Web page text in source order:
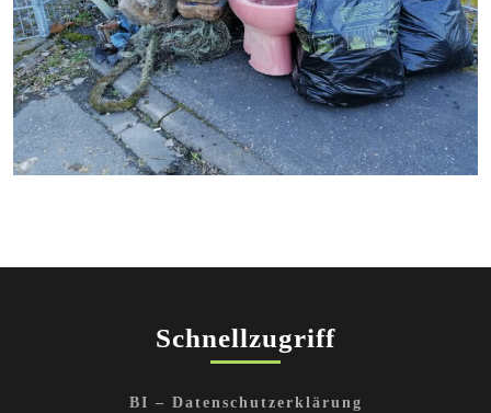
Schnellzugriff
BI – Datenschutzerklärung